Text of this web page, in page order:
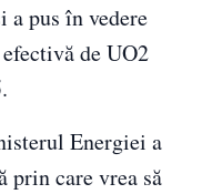
a pus în vedere
de UO2
Energiei a
prin care vrea să